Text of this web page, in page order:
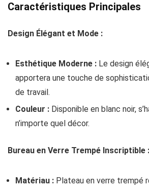
Caractéristiques Principales
Design Élégant et Mode :
Esthétique Moderne : Le design
apportera une touche de
de travail.
Couleur : Disponible en blanc noir,
n’importe quel décor.
Bureau en Verre Trempé Inscriptible :
Matériau : Plateau en verre trempé